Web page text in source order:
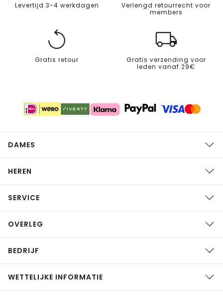
Levertijd 3-4 werkdagen
Verlengd retourrecht voor
members
Gratis retour
Gratis verzending voor
leden vanaf 29€
DAMES
HEREN
SERVICE
OVERLEG
BEDRIJF
WETTELIJKE INFORMATIE